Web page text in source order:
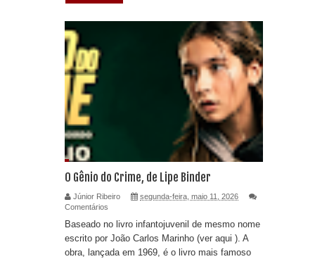
O Gênio do Crime, de Lipe Binder
Júnior Ribeiro
segunda-feira, maio 11, 2026
Comentários
Baseado no livro infantojuvenil de mesmo nome
escrito por João Carlos Marinho (ver aqui ). A
obra, lançada em 1969, é o livro mais famoso